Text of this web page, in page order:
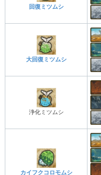
回復ミツムシ
大回復ミツムシ
浄化ミツムシ
カイフクコロモムシ